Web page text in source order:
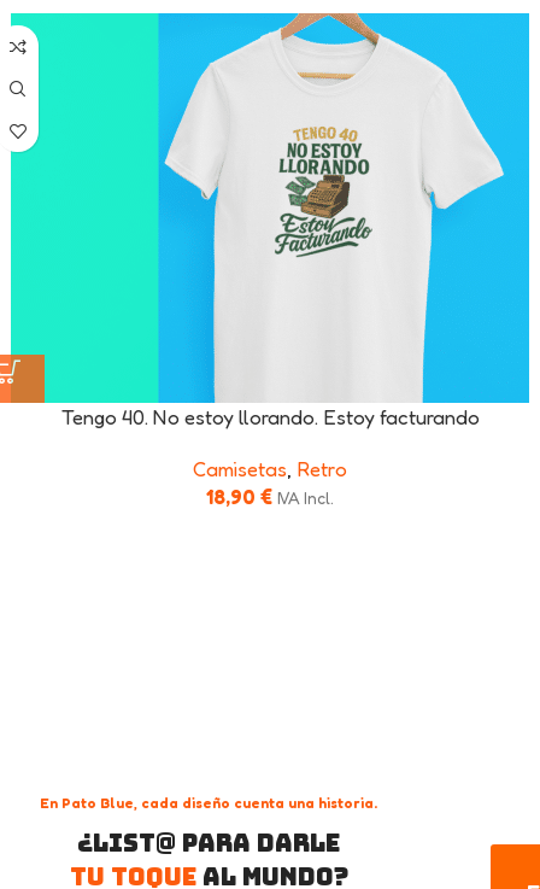
Tengo 40. No estoy llorando. Estoy facturando
Camisetas Retro
18,90 € IVA Incl.
En Pato Blue, cada diseño cuenta una historia.
¿List@ para darle
tu toqueal mundo?